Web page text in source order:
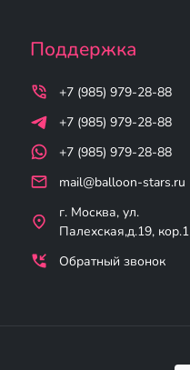
Поддержка
+7 (985) 979-28-88
+7 (985) 979-28-88
+7 (985) 979-28-88
mail@balloon-stars.ru
г. Москва, ул.
Палехская,д.19, кор.1
Обратный звонок